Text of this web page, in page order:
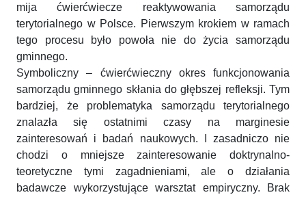
mija ćwierćwiecze reaktywowania samorządu
terytorialnego w Polsce. Pierwszym krokiem w ramach
tego procesu było powoła nie do życia samorządu
gminnego.
Symboliczny – ćwierćwieczny okres funkcjonowania
samorządu gminnego skłania do głębszej refleksji. Tym
bardziej, że problematyka samorządu terytorialnego
znalazła się ostatnimi czasy na marginesie
zainteresowań i badań naukowych. I zasadniczo nie
chodzi o mniejsze zainteresowanie doktrynalno-
teoretyczne tymi zagadnieniami, ale o działania
badawcze wykorzystujące warsztat empiryczny. Brak